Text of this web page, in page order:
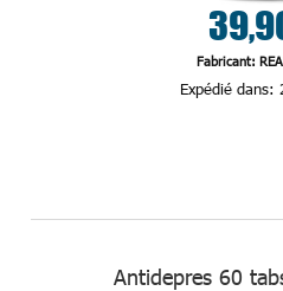
Fabricant:
Expédié dans:
Antidepres 60